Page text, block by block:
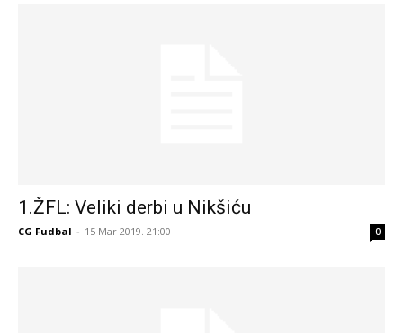
1.ŽFL: Veliki derbi u Nikšiću
CG Fudbal - 15 Mar 2019. 21:00 0